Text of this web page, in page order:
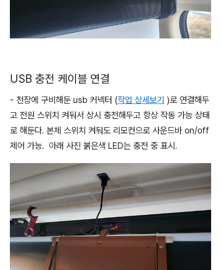
USB 충전 케이블 연결
- 천장에 구비해둔 usb 커넥터 (작업 상세보기 )로 연결해두
고 전원 스위치 켜둬서 상시 충전해두고 항상 작동 가능 상태
로 해둔다. 본체 스위치 켜둬도 리모컨으로 사운드바 on/off
제어 가능. 아래 사진 붉은색 LED는 충전 중 표시.